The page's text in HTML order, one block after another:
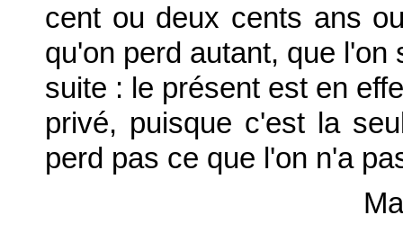
cent ou deux cents ans
qu'on perd autant, que
suite : le présent est en
privé, puisque c'est la
perd pas ce que l'on n'a